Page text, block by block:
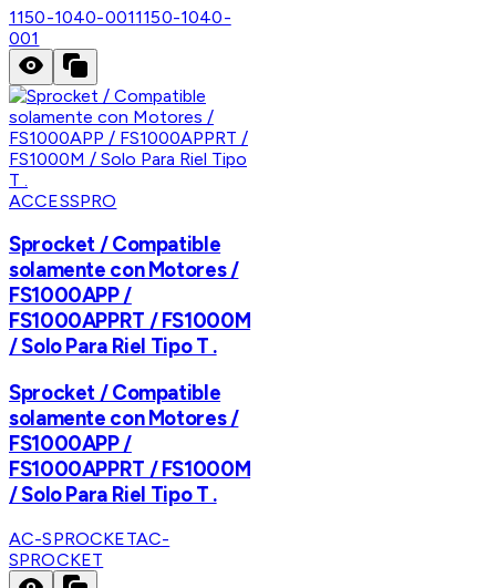
1150-1040-0011150-1040-
001
ACCESSPRO
Sprocket / Compatible
solamente con Motores /
FS1000APP /
FS1000APPRT / FS1000M
/ Solo Para Riel Tipo T .
Sprocket / Compatible
solamente con Motores /
FS1000APP /
FS1000APPRT / FS1000M
/ Solo Para Riel Tipo T .
AC-SPROCKETAC-
SPROCKET